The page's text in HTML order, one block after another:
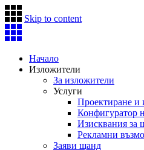
Skip to content
Начало
Изложители
За изложители
Услуги
Проектиране и
Конфигуратор
Изисквания за
Рекламни
Заяви щанд